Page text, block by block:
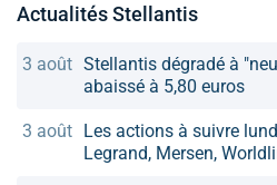
Actualités Stellantis
3 août Stellantis dégradé à
abaissé à 5,80 euros
3 août Les actions à suivre
Legrand, Mersen,